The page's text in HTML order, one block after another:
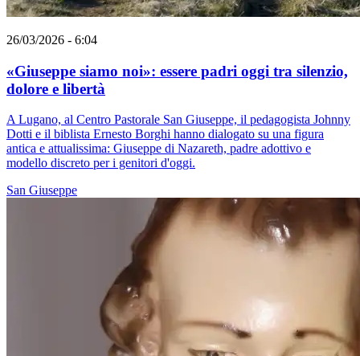
26/03/2026 - 6:04
«Giuseppe siamo noi»: essere padri oggi tra silenzio,
dolore e libertà
A Lugano, al Centro Pastorale San Giuseppe, il pedagogista Johnny
Dotti e il biblista Ernesto Borghi hanno dialogato su una figura
antica e attualissima: Giuseppe di Nazareth, padre adottivo e
modello discreto per i genitori d'oggi.
San Giuseppe